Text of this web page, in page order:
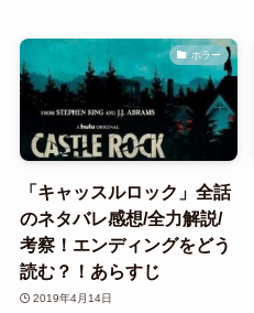
ホラー
「キャッスルロック」全話
のネタバレ感想/全力解説/
考察！エンディングをどう
読む？！あらすじ
2019年4月14日